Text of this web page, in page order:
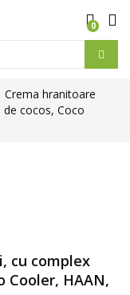
0
Crema hranitoare
cocos, Coco
cu complex
Cooler, HAAN,